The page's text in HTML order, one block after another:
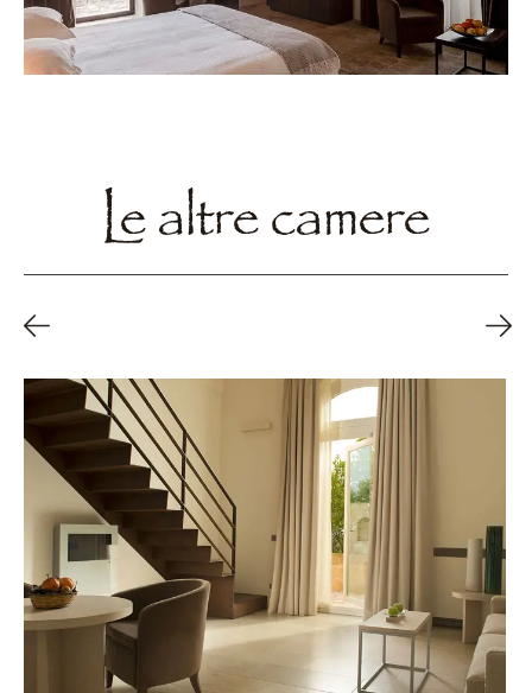
Le altre camere